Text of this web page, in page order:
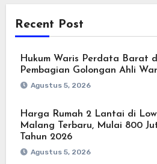
Recent Post
Hukum Waris Perdata Barat
Pembagian Golongan Ahli
Agustus 5, 2026
Harga Rumah 2 Lantai di
Malang Terbaru, Mulai 800
Tahun 2026
Agustus 5, 2026